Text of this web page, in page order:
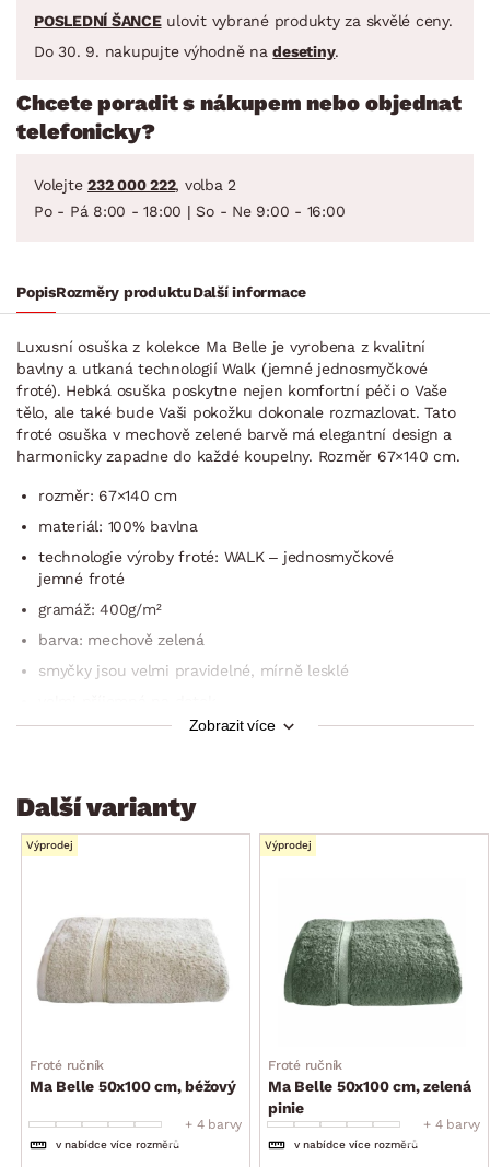
POSLEDNÍ ŠANCEulovit vybrané produkty za skvělé ceny.
Do 30. 9. nakupujte výhodně nadesetiny.
Chcete poradit s nákupem nebo objednat
telefonicky?
Volejte 232 000 222, volba 2
Po - Pá 8:00 - 18:00 | So - Ne 9:00 - 16:00
PopisRozměry produktuDalší informace
Luxusní osuška z kolekce Ma Belle je vyrobena z kvalitní
bavlny a utkaná technologií Walk (jemné jednosmyčkové
froté). Hebká osuška poskytne nejen komfortní péči o Vaše
tělo, ale také bude Vaši pokožku dokonale rozmazlovat. Tato
froté osuška v mechově zelené barvě má elegantní design a
harmonicky zapadne do každé koupelny. Rozměr 67×140 cm.
rozměr: 67×140 cm
materiál: 100% bavlna
technologie výroby froté: WALK – jednosmyčkové
jemné froté
gramáž: 400g/m²
barva: mechově zelená
smyčky jsou velmi pravidelné, mírně lesklé
mimořádně hebká a savá
elegantní design
praní: ideálně na 60°C
lze sušit v sušičce (šetrný program)
certifikace: ÖKO-Tex100
kolekce: Ma Belle
Zobrazit více
Další varianty
Výprodej
Froté ručník
Ma Belle 50x100 cm, béžový
+ 4 barvy
v nabídce více rozměrů
Výprodej
Froté ručník
Ma Belle 50x100 cm, zelená
pinie
+ 4 barvy
v nabídce více rozměrů